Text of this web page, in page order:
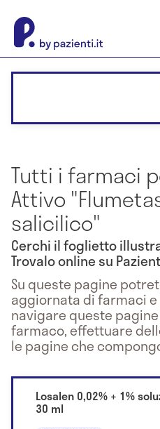
Tutti i farmaci
Attivo
salicilico"
Cerchi il foglietto
Trovalo online su
Su queste pagine
aggiornata di farmaci
navigare queste
farmaco, effettuare
le pagine che
Losalen 0,02% + 1%
30 ml